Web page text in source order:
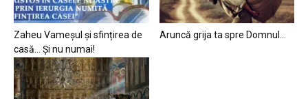
Zaheu Vameșul și sfințirea de
casă… Și nu numai!
Aruncă grija ta spre Domnul…